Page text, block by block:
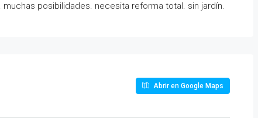
posibilidades. necesita reforma total. sin jardín.
Abrir en Google Maps